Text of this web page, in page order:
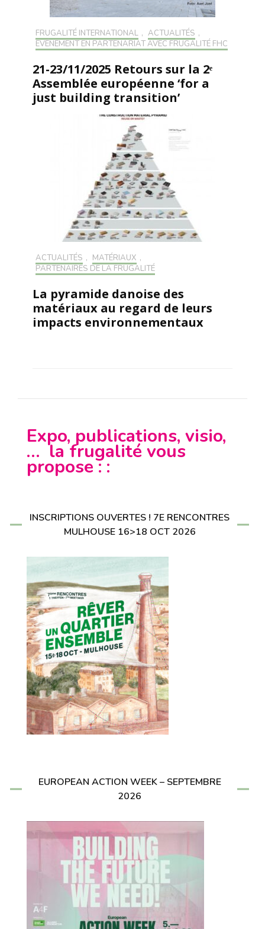
FRUGALITÉ INTERNATIONAL , ACTUALITÉS ,
EVÉNEMENT EN PARTENARIAT AVEC FRUGALITÉ FHC
21-23/11/2025 Retours sur la 2ᵉ
Assemblée européenne ‘for a
just building transition’
ACTUALITÉS , MATÉRIAUX ,
PARTENAIRES DE LA FRUGALITÉ
La pyramide danoise des
matériaux au regard de leurs
impacts environnementaux
Expo, publications, visio,
… la frugalité vous
propose : :
INSCRIPTIONS OUVERTES ! 7E RENCONTRES
MULHOUSE 16>18 OCT 2026
EUROPEAN ACTION WEEK – SEPTEMBRE
2026